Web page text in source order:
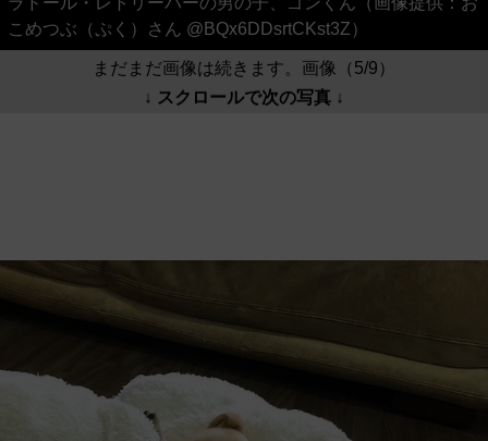
こめつぶ（ぷく）さん @BQx6DDsrtCKst3Z）
まだまだ画像は続きます。画像（5/9）
↓ スクロールで次の写真 ↓